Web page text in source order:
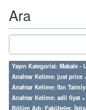
Ara
Yayın Kategorisi: Makale
Anahtar Kelime: just price
Anahtar Kelime: Ibn
Anahtar Kelime: adil fiyat ×
Bölüm Adı: Fakülteler,